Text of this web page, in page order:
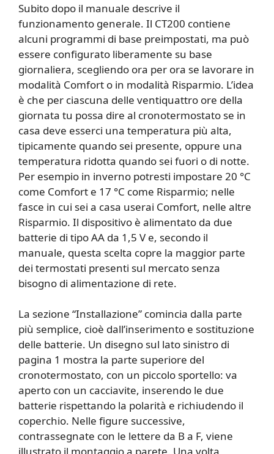
Subito dopo il manuale descrive il
funzionamento generale. Il CT200 contiene
alcuni programmi di base preimpostati, ma può
essere configurato liberamente su base
giornaliera, scegliendo ora per ora se lavorare in
modalità Comfort o in modalità Risparmio. L’idea
è che per ciascuna delle ventiquattro ore della
giornata tu possa dire al cronotermostato se in
casa deve esserci una temperatura più alta,
tipicamente quando sei presente, oppure una
temperatura ridotta quando sei fuori o di notte.
Per esempio in inverno potresti impostare 20 °C
come Comfort e 17 °C come Risparmio; nelle
fasce in cui sei a casa userai Comfort, nelle altre
Risparmio. Il dispositivo è alimentato da due
batterie di tipo AA da 1,5 V e, secondo il
manuale, questa scelta copre la maggior parte
dei termostati presenti sul mercato senza
bisogno di alimentazione di rete.
La sezione “Installazione” comincia dalla parte
più semplice, cioè dall’inserimento e sostituzione
delle batterie. Un disegno sul lato sinistro di
pagina 1 mostra la parte superiore del
cronotermostato, con un piccolo sportello: va
aperto con un cacciavite, inserendo le due
batterie rispettando la polarità e richiudendo il
coperchio. Nelle figure successive,
contrassegnate con le lettere da B a F, viene